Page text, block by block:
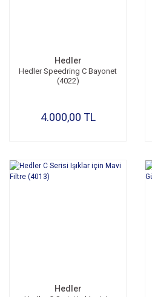
Hedler
Hedler Speedring C Bayonet
(4022)
4.000,00 TL
Hedler